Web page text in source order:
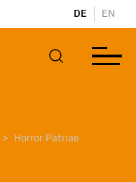
DE EN
> Horror Patriae